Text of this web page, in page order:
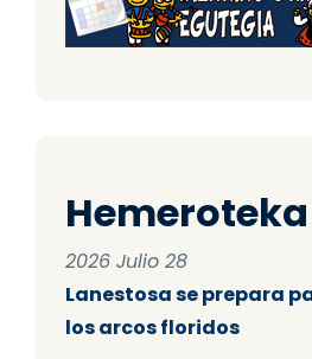
Hemeroteka
2026 Julio 28
Lanestosa se prepara
los arcos floridos